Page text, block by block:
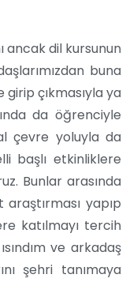
ancak dil kursunun
buna
çıkmasıyla ya
da öğrenciyle
çevre yoluyla da
başlı etkinliklere
Bunlar arasında
yapıp
katılmayı tercih
ve arkadaş
şehri tanımaya